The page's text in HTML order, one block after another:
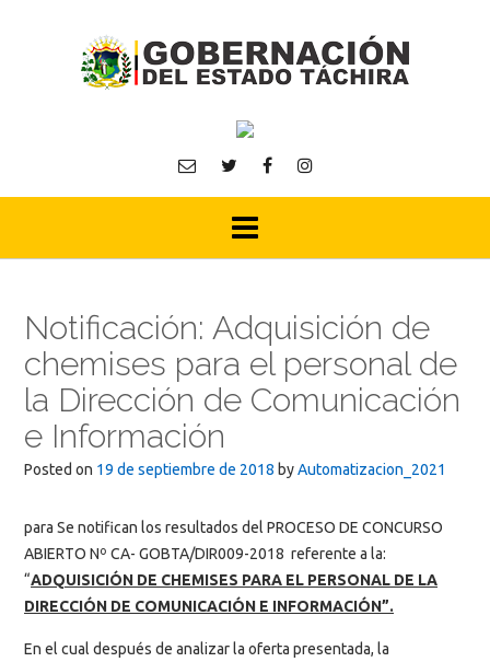
Notificación: Adquisición de
chemises para el personal de
la Dirección de Comunicación
e Información
Posted on 19 de septiembre de 2018 byAutomatizacion_2021
para Se notifican los resultados del PROCESO DE CONCURSO
ABIERTO Nº CA- GOBTA/DIR009-2018 referente a la:
“ADQUISICIÓN DE CHEMISES PARA EL PERSONAL DE LA
DIRECCIÓN DE COMUNICACIÓN E INFORMACIÓN”.
En el cual después de analizar la oferta presentada, la